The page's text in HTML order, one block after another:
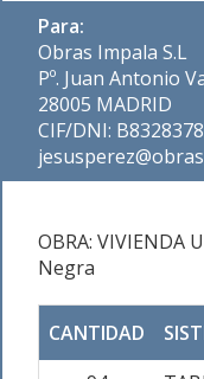
Para:
Obras Impala S.L
Pº. Juan Antonio
28005 MADRID
CIF/DNI:
OBRA: VIVIENDA
Negra
CANTIDAD